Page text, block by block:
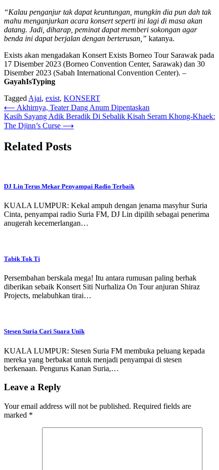
“Kalau penganjur tak dapat keuntungan, mungkin dia pun dah tak
mahu menganjurkan acara konsert seperti ini lagi di masa akan
datang. Jadi, diharap, peminat dapat memberi sokongan agar
benda ini dapat berjalan dengan berterusan,” katanya.
Exists akan mengadakan Konsert Exists Borneo Tour Sarawak pada
17 Disember 2023 (Borneo Convention Center, Sarawak) dan 30
Disember 2023 (Sabah International Convention Center). –
GayahIsTyping
Tagged Ajai, exist, KONSERT
Post
navigation
⟵ Akhirnya, Teater Dang Anum Dipentaskan
Kasih Sayang Adik Beradik Di Sebalik Kisah Seram Khong-Khaek:
The Djinn’s Curse ⟶
Related Posts
DJ Lin Terus Mekar Penyampai Radio Terbaik
KUALA LUMPUR: Kekal ampuh dengan jenama masyhur Suria
Cinta, penyampai radio Suria FM, DJ Lin dipilih sebagai penerima
anugerah kecemerlangan…
Tabik Tok Ti
Persembahan berskala mega! Itu antara rumusan paling berhak
diberikan sebaik Konsert Siti Nurhaliza On Tour anjuran Shiraz
Projects, melabuhkan tirai…
Stesen Suria Cari Suara Unik
KUALA LUMPUR: Stesen Suria FM membuka peluang kepada
mereka yang berbakat untuk menjadi penyampai di stesen
berkenaan. Pengurus Kanan Suria,…
Leave a Reply
Your email address will not be published. Required fields are
marked *